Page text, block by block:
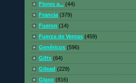
Flores a... (44)
Francia (379)
Fueron (14)
Fuerza de Ventas (459)
Genéricos (596)
Gifts (64)
Gilead (229)
Glaxo (816)